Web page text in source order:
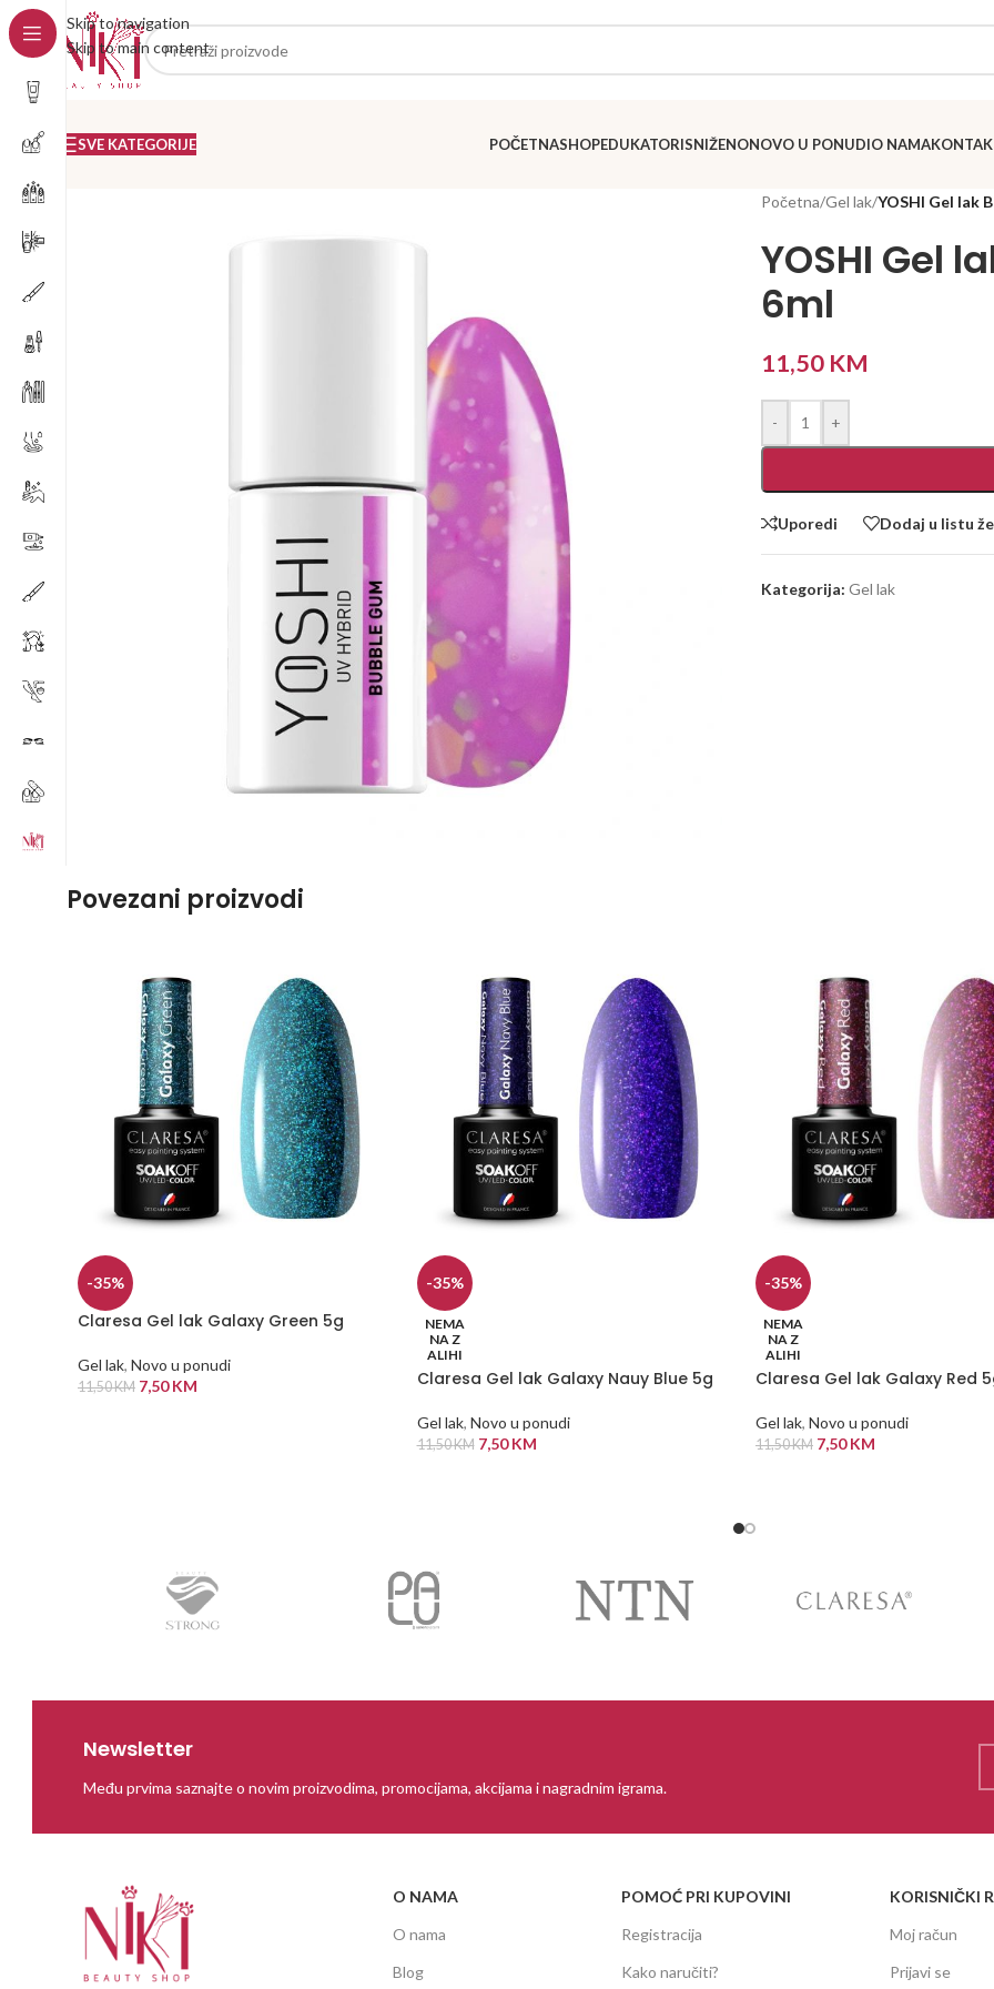
Skip to navigation
Skip to main content
SVE KATEGORIJE POČETNASHOPEDUKATORISNIŽENONOVO U PONUDIO NAMA
Početna/Gel lak/YOSHI Gel lak
YOSHI Gel
6ml
11,50 KM
- +
Uporedi Dodaj u listu
Kategorija: Gel lak
Povezani proizvodi
-35%
Claresa Gel lak Galaxy Green 5g
Gel lak, Novo u ponudi
11,50KM 7,50KM
-35%
NEMA
NA Z
ALIHI
Claresa Gel lak Galaxy Nauy Blue 5g
Gel lak, Novo u ponudi
11,50KM 7,50KM
-35%
NEMA
NA Z
ALIHI
Claresa Gel lak Galaxy Red
Gel lak, Novo u ponudi
11,50KM 7,50KM
Newsletter
Među prvima saznajte o novim proizvodima, promocijama, akcijama i nagradnim igrama.
O NAMA
O nama
Blog
POMOĆ PRI KUPOVINI
Registracija
Kako naručiti?
KORISNIČKI
Moj račun
Prijavi se